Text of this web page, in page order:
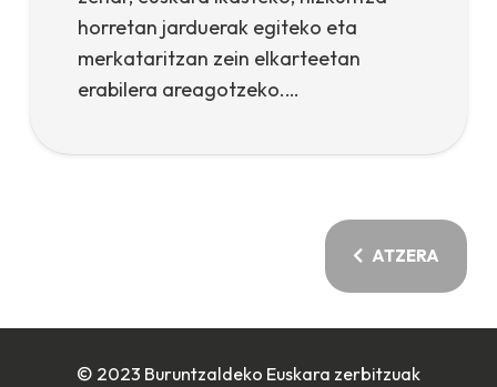
horretan jarduerak egiteko eta
merkataritzan zein elkarteetan
erabilera areagotzeko.…
ATZERA
© 2023 Buruntzaldeko Euskara zerbitzuak